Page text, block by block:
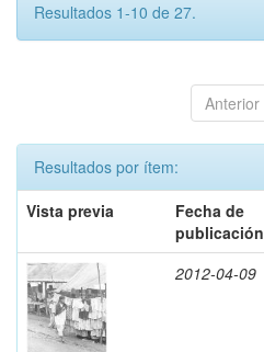
Resultados 1-10 de 27.
Anterior
Resultados por ítem:
Vista previa
Fecha de
publicación
2012-04-09